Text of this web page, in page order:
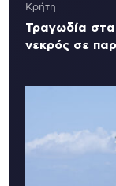
Κρήτη
Τραγωδία στα
νεκρός σε